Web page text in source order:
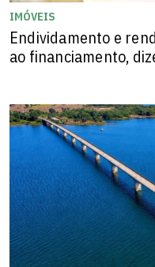
IMÓVEIS
Endividamento e
ao financiamento,